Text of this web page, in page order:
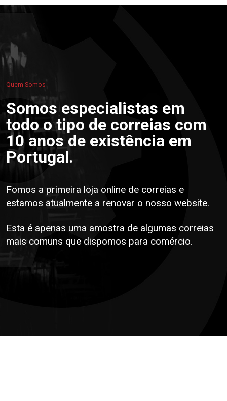
Quem Somos
Somos especialistas em
todo o tipo de correias com
10 anos de existência em
Portugal.
Fomos a primeira loja online de correias e
estamos atualmente a renovar o nosso website.
Esta é apenas uma amostra de algumas correias
mais comuns que dispomos para comércio.